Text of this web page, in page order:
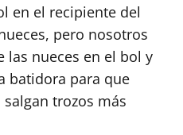
en el recipiente del
pero nosotros
las nueces en el bol y
batidora para que
trozos más